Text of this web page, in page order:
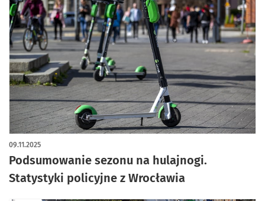
Podsumowanie sezonu na hulajnogi.
Statystyki policyjne z Wrocławia
09.11.2025